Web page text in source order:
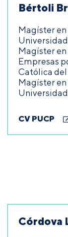
Bértoli
Magíster
Magíster
Empresas
Católica del
Magíster en
CV PUCP
Córdova